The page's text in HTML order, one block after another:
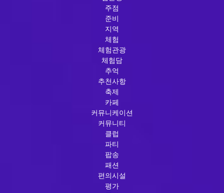
주점
준비
지역
체험
체험관광
체험담
추억
추천사항
축제
카페
커뮤니케이션
커뮤니티
클럽
파티
팝송
패션
편의시설
평가